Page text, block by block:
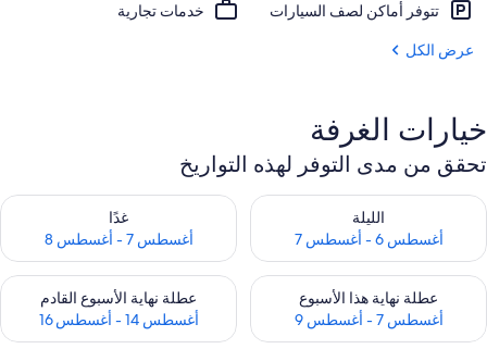
تتوفر أماكن لصف السيارات
خدمات تجارية
عرض الكل
خيارات الغرفة
تحقق من مدى التوفر لهذه التواريخ
الليلة
أغسطس 6 - أغسطس 7
تحقق من مدى التوفر لليلة للفترة أغسطس 6 - أغسطس 7
غدًا
أغسطس 7 - أغسطس 8
تحقق من مدى التوفر لغد للفترة أغسطس
عطلة نهاية هذا الأسبوع
أغسطس 7 - أغسطس 9
تحقق من مدى التوفر لعطلة نهاية هذا الأسبوع للفترة أغسطس 7 - أغسطس 9
عطلة نهاية الأسبوع القادم
أغسطس 14 - أغسطس 16
تحقق من مدى التوفر لعطلة نهاية